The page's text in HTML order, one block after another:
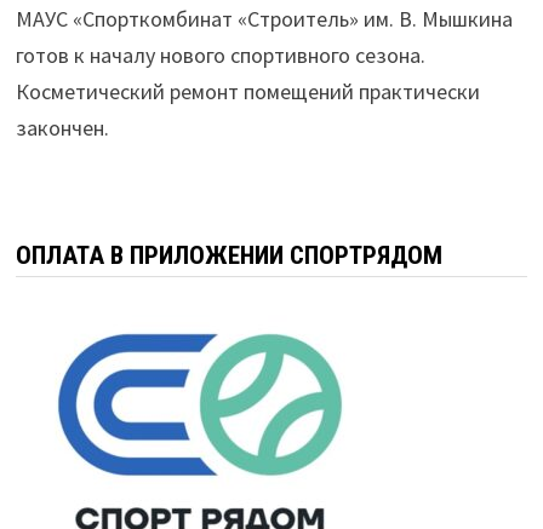
МАУС «Спорткомбинат «Строитель» им. В. Мышкина
готов к началу нового спортивного сезона.
Косметический ремонт помещений практически
закончен.
ОПЛАТА В ПРИЛОЖЕНИИ СПОРТРЯДОМ